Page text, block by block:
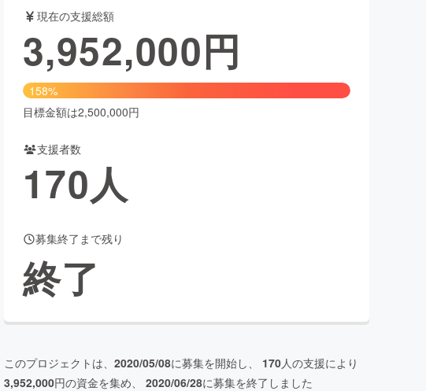
ーマンス
食店 ファッション
・ヘルスケア
現在の支援総額
3,952,000円
158%
目標金額は2,500,000円
支援者数
170人
募集終了まで残り
終了
このプロジェクトは、 2020/05/08に募集を開始し、 170人の支援により
3,952,000円の資金を集め、 2020/06/28に募集を終了しました